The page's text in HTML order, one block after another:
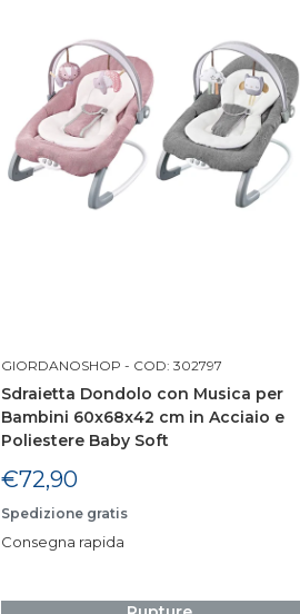
GIORDANOSHOP - COD: 302797
Sdraietta Dondolo con Musica per
Bambini 60x68x42 cm in Acciaio e
Poliestere Baby Soft
Prix
€72,90
Spedizione gratis
Consegna rapida